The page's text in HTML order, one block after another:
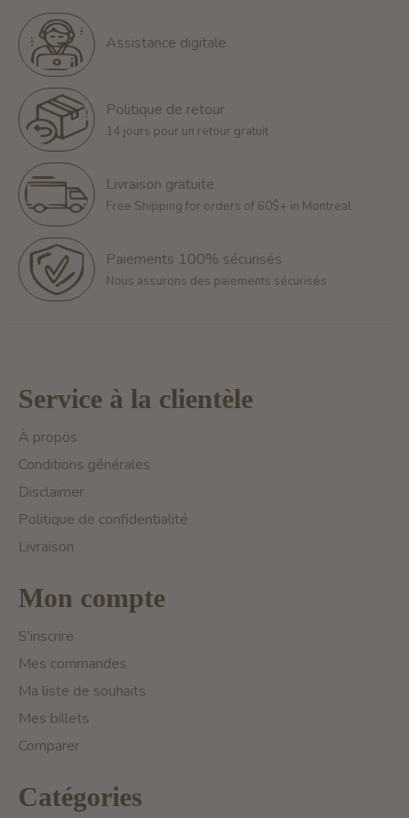
Assistance digitale
Politique de retour
14 jours pour un retour gratuit
Livraison gratuite
Free Shipping for orders of 60$+ in Montreal
Paiements 100% sécurisés
Nous assurons des paiements sécurisés
Service à la clientèle
À propos
Conditions générales
Disclaimer
Politique de confidentialité
Livraison
Mon compte
S'inscrire
Mes commandes
Ma liste de souhaits
Mes billets
Comparer
Catégories